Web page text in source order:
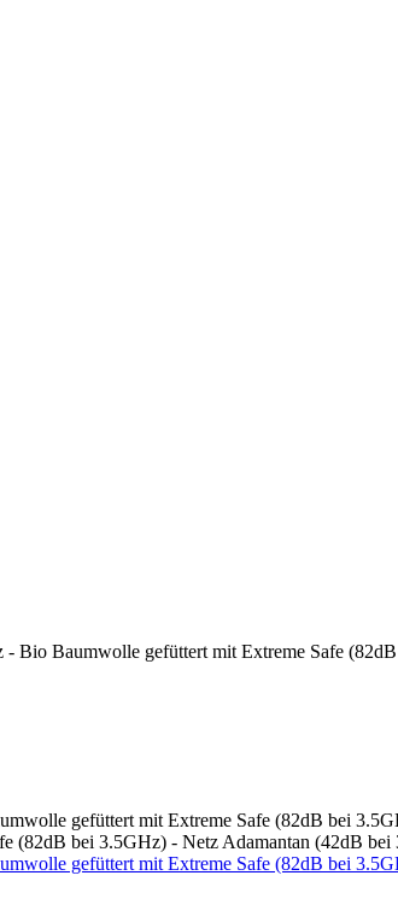
- Bio Baumwolle gefüttert mit Extreme Safe
(82dB bei 3.5GHz) - Netz Adamantan (42dB bei